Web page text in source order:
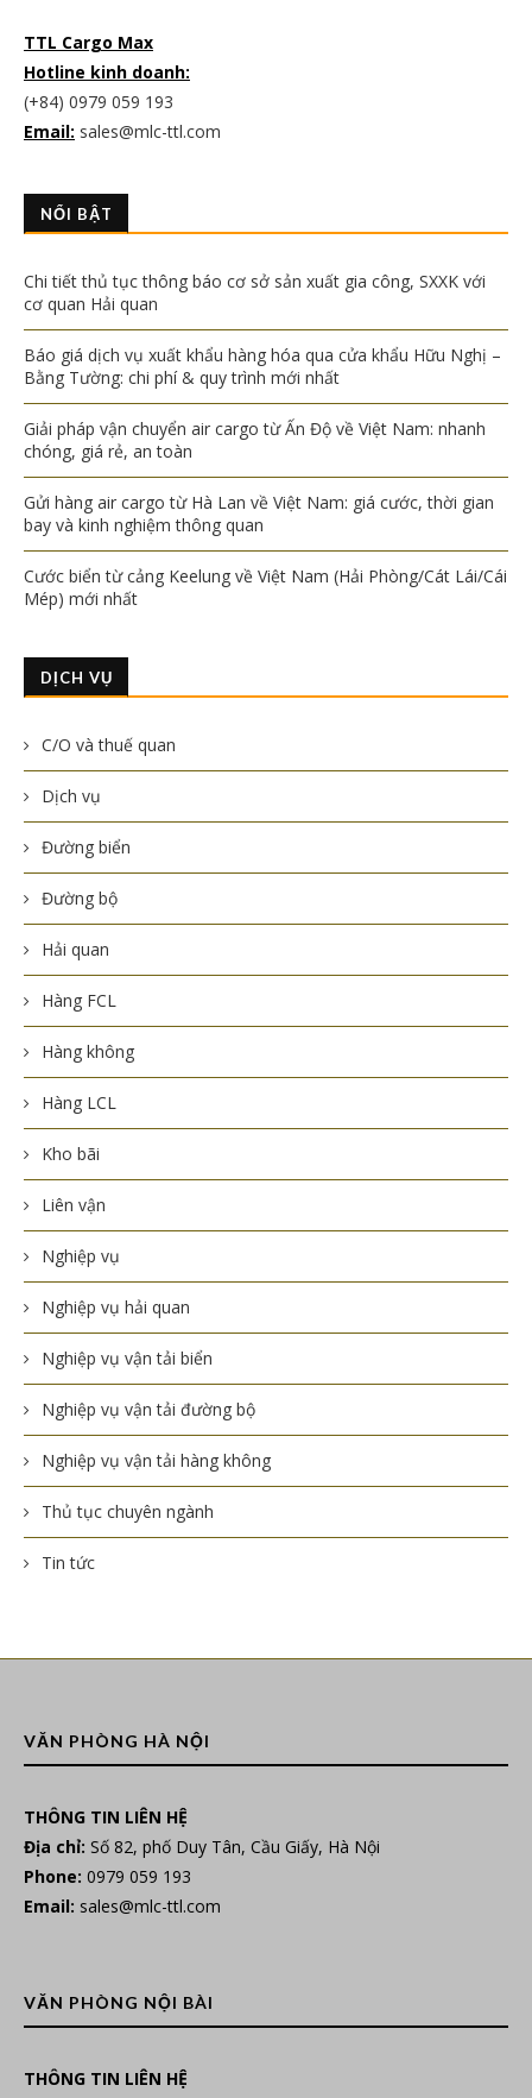
TTL Cargo Max
Hotline kinh doanh:
(+84) 0979 059 193
Email: sales@mlc-ttl.com
NỔI BẬT
Chi tiết thủ tục thông báo cơ sở sản xuất gia công, SXXK với
cơ quan Hải quan
Báo giá dịch vụ xuất khẩu hàng hóa qua cửa khẩu Hữu Nghị –
Bằng Tường: chi phí & quy trình mới nhất
Giải pháp vận chuyển air cargo từ Ấn Độ về Việt Nam: nhanh
chóng, giá rẻ, an toàn
Gửi hàng air cargo từ Hà Lan về Việt Nam: giá cước, thời gian
bay và kinh nghiệm thông quan
Cước biển từ cảng Keelung về Việt Nam (Hải Phòng/Cát Lái/Cái
Mép) mới nhất
DỊCH VỤ
C/O và thuế quan
Dịch vụ
Đường biển
Đường bộ
Hải quan
Hàng FCL
Hàng không
Hàng LCL
Kho bãi
Liên vận
Nghiệp vụ
Nghiệp vụ hải quan
Nghiệp vụ vận tải biển
Nghiệp vụ vận tải đường bộ
Nghiệp vụ vận tải hàng không
Thủ tục chuyên ngành
Tin tức
VĂN PHÒNG HÀ NỘI
THÔNG TIN LIÊN HỆ
Địa chỉ: Số 82, phố Duy Tân, Cầu Giấy, Hà Nội
Phone: 0979 059 193
Email: sales@mlc-ttl.com
VĂN PHÒNG NỘI BÀI
THÔNG TIN LIÊN HỆ